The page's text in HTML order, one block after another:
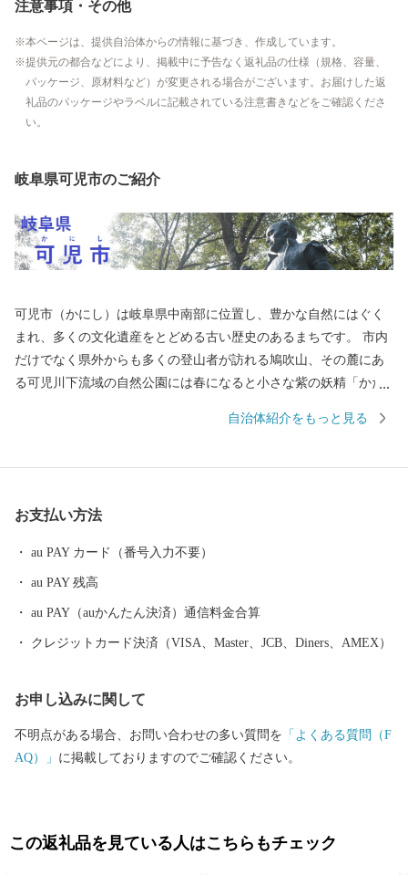
注意事項・その他
本ページは、提供自治体からの情報に基づき、作成しています。
提供元の都合などにより、掲載中に予告なく返礼品の仕様（規格、容量、
パッケージ、原材料など）が変更される場合がございます。お届けした返
礼品のパッケージやラベルに記載されている注意書きなどをご確認くださ
い。
岐阜県可児市のご紹介
可児市（かにし）は岐阜県中南部に位置し、豊かな自然にはぐく
まれ、多くの文化遺産をとどめる古い歴史のあるまちです。 市内
だけでなく県外からも多くの登山者が訪れる鳩吹山、その麓にあ
る可児川下流域の自然公園には春になると小さな紫の妖精「かた
多くの方が毎年訪れています。 国指定史跡長塚古墳、銅たく発掘
あり、志野などの焼き物がつくられました。中でも国宝の志野茶
わん「卯花墻」がつくられ、人間国宝・荒川豊蔵が作陶を行った
自然、歴史、文化を次の世代に引き継ぎ、「若い世代が住みたい
と感じる魅力あるまち」「住みごこち一番・可児」を目指してい
～１８時 ※土・日・祝、年末年始は除く。) 電話：050-5527-2
027 メールアドレス：support@kani.furusato-lg.jp 【ワンストップ
特例申請書の提出期限等】 提出期限 令和8年1月10日（土）必着
自治体紹介をもっと見る
お支払い方法
au PAY カード（番号入力不要）
au PAY 残高
au PAY（auかんたん決済）通信料金合算
クレジットカード決済（VISA、Master、JCB、Diners、AMEX）
お申し込みに関して
不明点がある場合、お問い合わせの多い質問を 「よくある質問（F
AQ）」 に掲載しておりますのでご確認ください。
この返礼品を見ている人はこちらもチェック